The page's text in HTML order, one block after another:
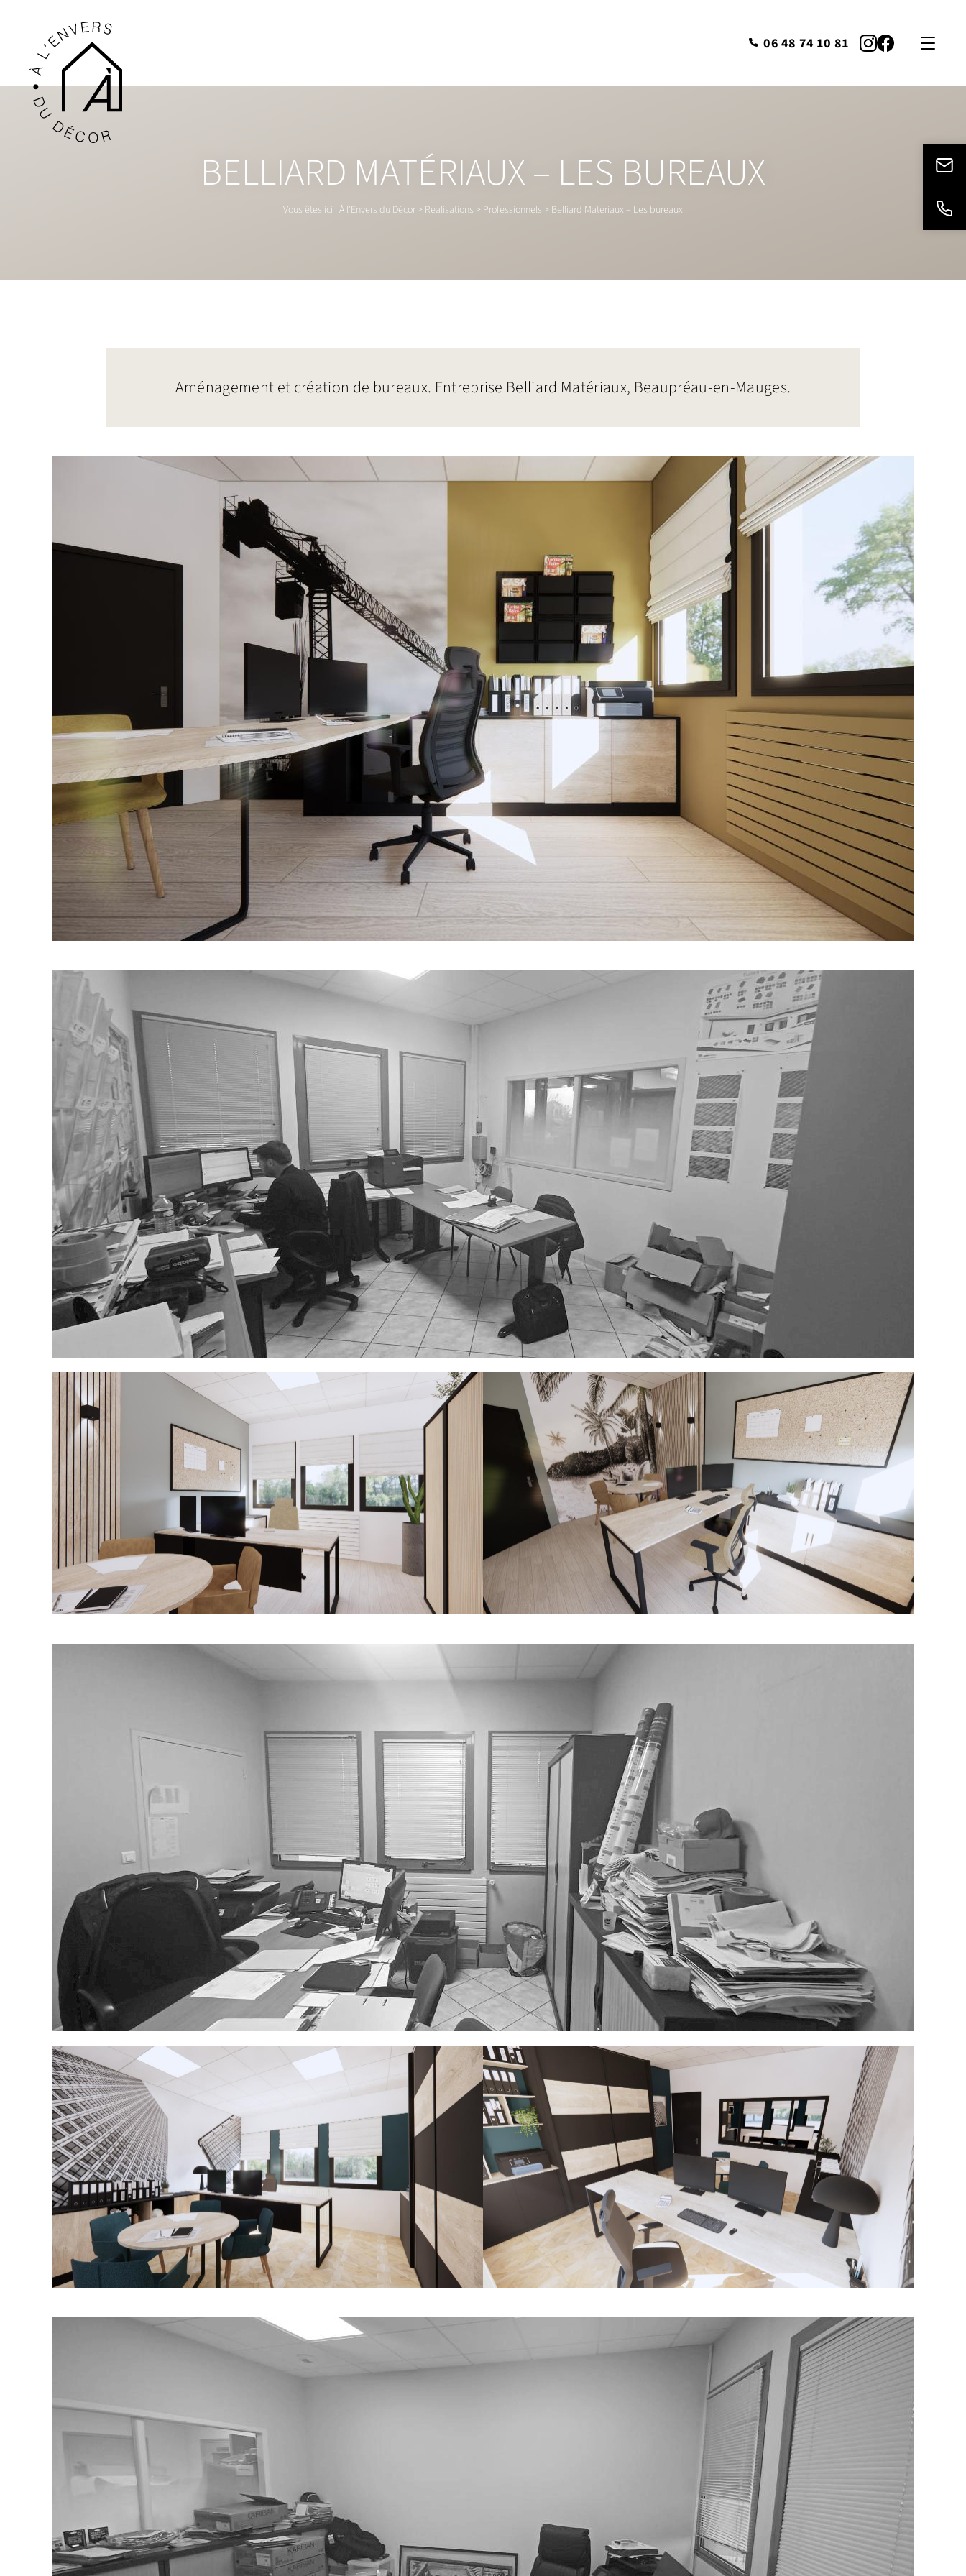
06 48 74 10 81
BELLIARD MATÉRIAUX – LES BUREAUX
Vous êtes ici : À l'Envers du Décor > Réalisations > Professionnels > Belliard Matériaux – Les bureaux
Aménagement et création de bureaux. Entreprise Belliard Matériaux, Beaupréau-en-Mauges.